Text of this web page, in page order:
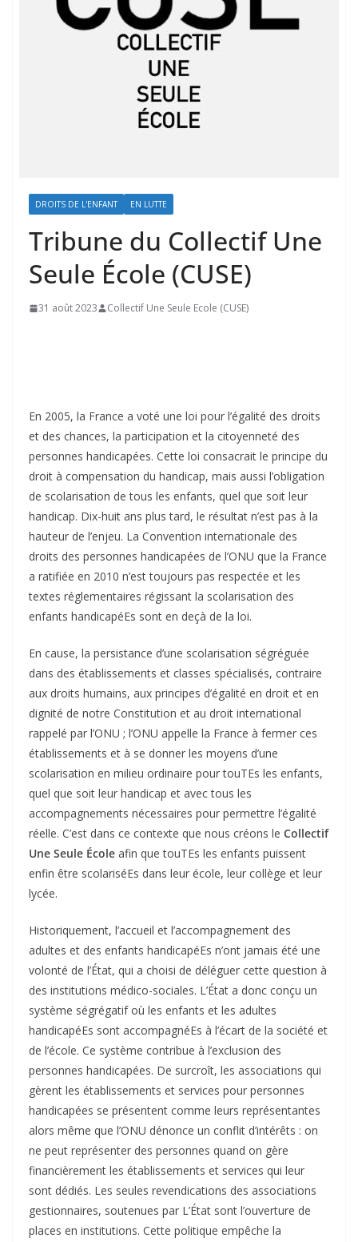
DROITS DE L'ENFANT EN LUTTE
Tribune du Collectif Une
Seule École (CUSE)
31 août 2023 Collectif Une Seule Ecole (CUSE)
En 2005, la France a voté une loi pour l’égalité des droits
et des chances, la participation et la citoyenneté des
personnes handicapées. Cette loi consacrait le principe du
droit à compensation du handicap, mais aussi l’obligation
de scolarisation de tous les enfants, quel que soit leur
handicap. Dix-huit ans plus tard, le résultat n’est pas à la
hauteur de l’enjeu. La Convention internationale des
droits des personnes handicapées de l’ONU que la France
a ratifiée en 2010 n’est toujours pas respectée et les
textes réglementaires régissant la scolarisation des
enfants handicapéEs sont en deçà de la loi.
En cause, la persistance d’une scolarisation ségréguée
dans des établissements et classes spécialisés, contraire
aux droits humains, aux principes d’égalité en droit et en
dignité de notre Constitution et au droit international
rappelé par l’ONU ; l’ONU appelle la France à fermer ces
établissements et à se donner les moyens d’une
scolarisation en milieu ordinaire pour touTEs les enfants,
quel que soit leur handicap et avec tous les
accompagnements nécessaires pour permettre l’égalité
réelle. C’est dans ce contexte que nous créons le Collectif
Une Seule École afin que touTEs les enfants puissent
enfin être scolariséEs dans leur école, leur collège et leur
lycée.
Historiquement, l’accueil et l’accompagnement des
adultes et des enfants handicapéEs n’ont jamais été une
volonté de l’État, qui a choisi de déléguer cette question à
des institutions médico-sociales. L’État a donc conçu un
système ségrégatif où les enfants et les adultes
handicapéEs sont accompagnéEs à l’écart de la société et
de l’école. Ce système contribue à l’exclusion des
personnes handicapées. De surcroît, les associations qui
gèrent les établissements et services pour personnes
handicapées se présentent comme leurs représentantes
alors même que l’ONU dénonce un conflit d’intérêts : on
ne peut représenter des personnes quand on gère
financièrement les établissements et services qui leur
sont dédiés. Les seules revendications des associations
gestionnaires, soutenues par L’État sont l’ouverture de
places en institutions. Cette politique empêche la